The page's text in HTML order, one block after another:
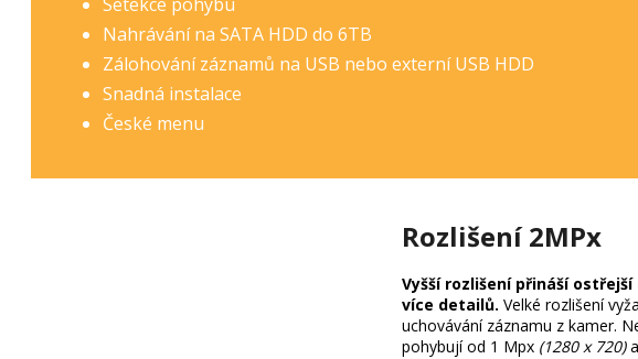
Nahrávání na SATA HDD do 6TB
Zálohování záznamů na USB nebo externí USB HDD
Snadná instalace
České menu
Rozlišení 2MPx
Vyšší rozlišení přináší
více detailů. Velké rozlišení
uchovávání záznamu z kamer.
pohybují od 1 Mpx (1280 x 720)